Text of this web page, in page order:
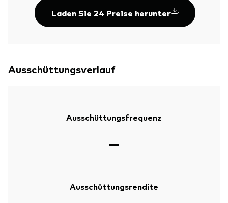
Laden Sie 24 Preise herunter
Ausschüttungsverlauf
Ausschüttungsfrequenz
—
Ausschüttungsrendite